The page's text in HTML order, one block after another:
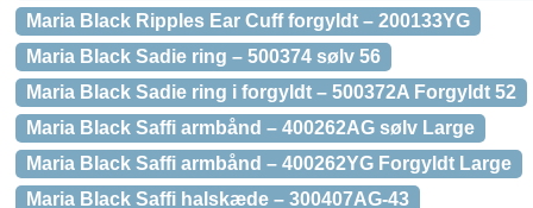
Maria Black Ripples Ear Cuff forgyldt – 200133YG
Maria Black Sadie ring – 500374 sølv 56
Maria Black Sadie ring i forgyldt – 500372A Forgyldt 52
Maria Black Saffi armbånd – 400262AG sølv Large
Maria Black Saffi armbånd – 400262YG Forgyldt Large
Maria Black Saffi halskæde – 300407AG-43